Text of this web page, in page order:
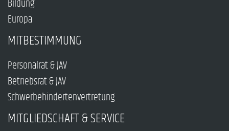
Bildung
Europa
MITBESTIMMUNG
Personalrat & JAV
Betriebsrat & JAV
Schwerbehindertenvertretung
MITGLIEDSCHAFT & SERVICE